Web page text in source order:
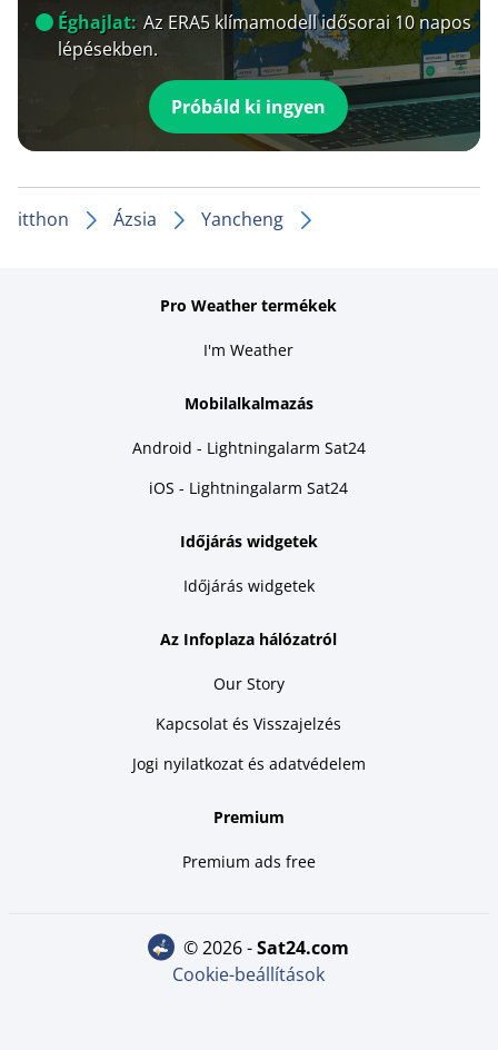
Éghajlat: Az ERA5 klímamodell idősorai 10 napos
lépésekben.
Próbáld ki ingyen
itthon Ázsia Yancheng
Pro Weather termékek
I'm Weather
Mobilalkalmazás
Android - Lightningalarm Sat24
iOS - Lightningalarm Sat24
Időjárás widgetek
Időjárás widgetek
Az Infoplaza hálózatról
Our Story
Kapcsolat és Visszajelzés
Jogi nyilatkozat és adatvédelem
Premium
Premium ads free
© 2026 - sat24.com
Cookie-beállítások